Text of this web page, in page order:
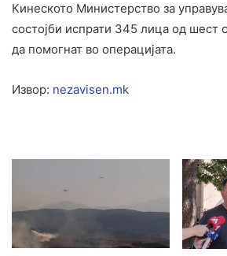
Кинеското Министерство за
состојби испрати 345 лица од шест
да помогнат во операцијата.
Извор: nezavisen.mk